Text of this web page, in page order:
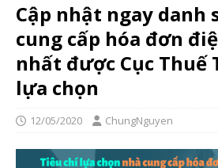
Cập nhật ngay danh
cung cấp hóa đơn
nhất được Cục Thuế
lựa chọn
12/05/2020 ChungNguyen